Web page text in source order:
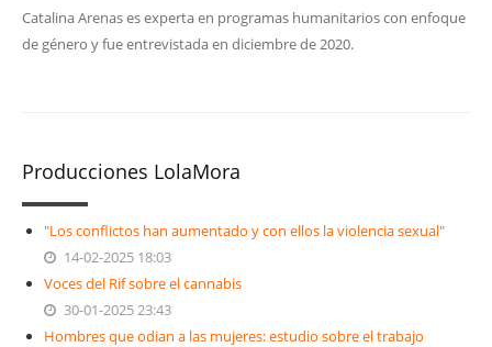
Catalina Arenas es experta en programas humanitarios con enfoque
de género y fue entrevistada en diciembre de 2020.
Producciones LolaMora
"Los conflictos han aumentado y con ellos la violencia sexual"
14-02-2025 18:03
Voces del Rif sobre el cannabis
30-01-2025 23:43
Hombres que odian a las mujeres: estudio sobre el trabajo